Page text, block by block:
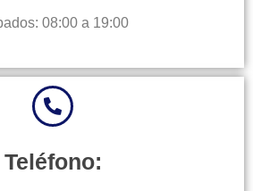
08:00 a 19:00
Teléfono: